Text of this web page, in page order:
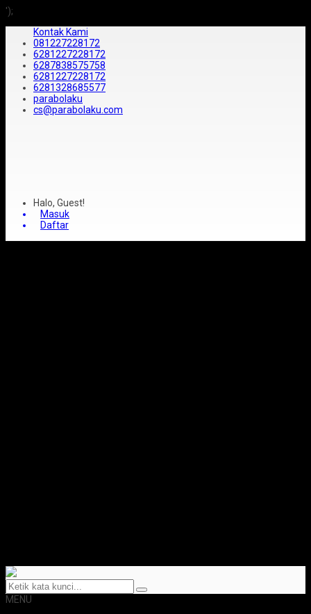
');
Kontak Kami
081227228172
6281227228172
6287838575758
6281227228172
6281328685577
parabolaku
cs@parabolaku.com
Halo, Guest!
Masuk
Daftar
MENU